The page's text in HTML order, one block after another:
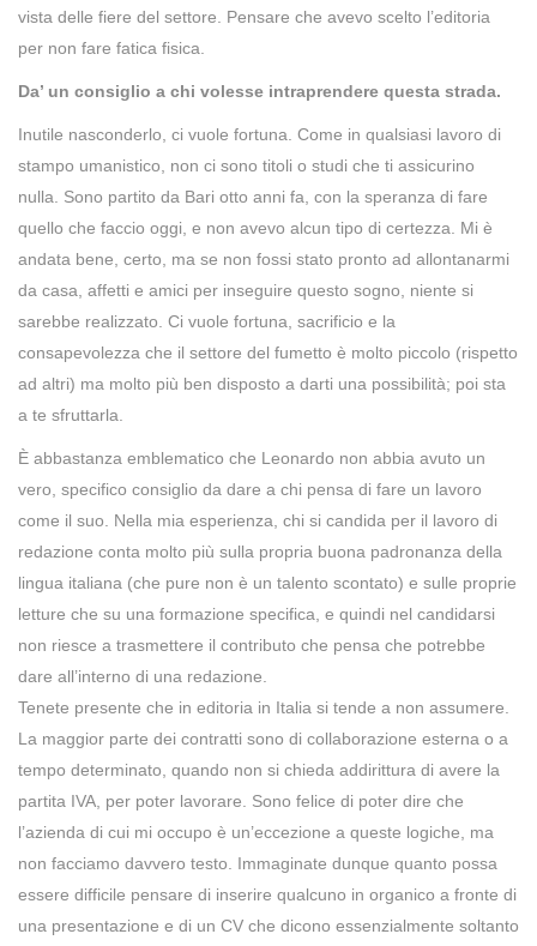
vista delle fiere del settore. Pensare che avevo scelto l’editoria
per non fare fatica fisica.
Da’ un consiglio a chi volesse intraprendere questa strada.
Inutile nasconderlo, ci vuole fortuna. Come in qualsiasi lavoro di
stampo umanistico, non ci sono titoli o studi che ti assicurino
nulla. Sono partito da Bari otto anni fa, con la speranza di fare
quello che faccio oggi, e non avevo alcun tipo di certezza. Mi è
andata bene, certo, ma se non fossi stato pronto ad allontanarmi
da casa, affetti e amici per inseguire questo sogno, niente si
sarebbe realizzato. Ci vuole fortuna, sacrificio e la
consapevolezza che il settore del fumetto è molto piccolo (rispetto
ad altri) ma molto più ben disposto a darti una possibilità; poi sta
a te sfruttarla.
È abbastanza emblematico che Leonardo non abbia avuto un
vero, specifico consiglio da dare a chi pensa di fare un lavoro
come il suo. Nella mia esperienza, chi si candida per il lavoro di
redazione conta molto più sulla propria buona padronanza della
lingua italiana (che pure non è un talento scontato) e sulle proprie
letture che su una formazione specifica, e quindi nel candidarsi
non riesce a trasmettere il contributo che pensa che potrebbe
dare all’interno di una redazione.
Tenete presente che in editoria in Italia si tende a non assumere.
La maggior parte dei contratti sono di collaborazione esterna o a
tempo determinato, quando non si chieda addirittura di avere la
partita IVA, per poter lavorare. Sono felice di poter dire che
l’azienda di cui mi occupo è un’eccezione a queste logiche, ma
non facciamo davvero testo. Immaginate dunque quanto possa
essere difficile pensare di inserire qualcuno in organico a fronte di
una presentazione e di un CV che dicono essenzialmente soltanto